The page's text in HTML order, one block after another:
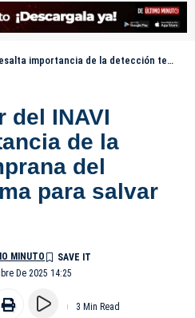
la detección temprana del cáncer de mama para salvar vidas
del INAVI
de la
del
para salvar
De 2025 14:25
MINUTO
3 Min Read